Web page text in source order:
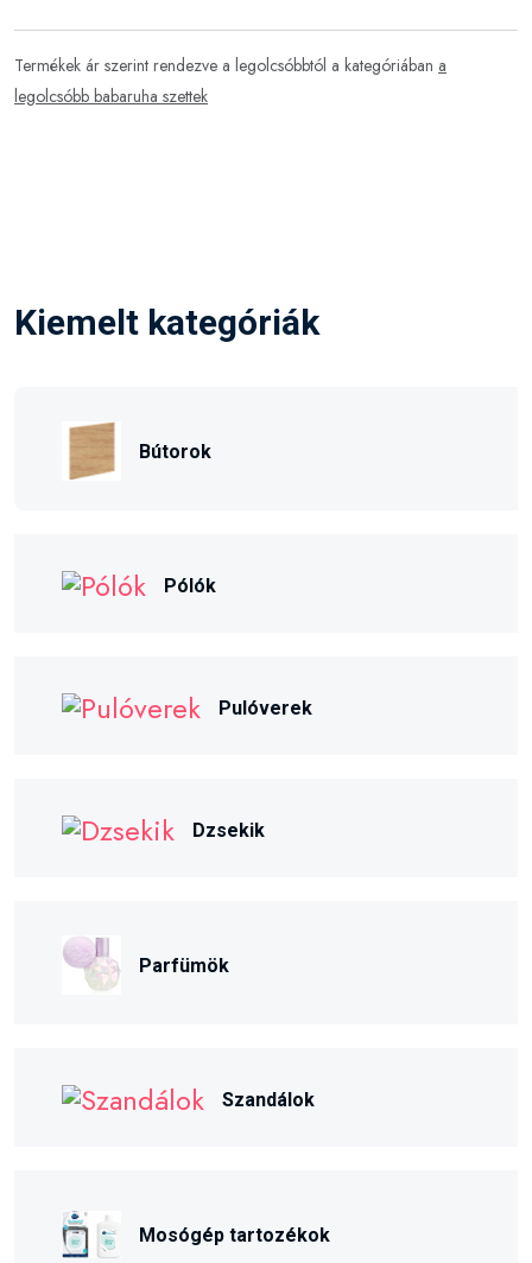
Termékek ár szerint rendezve a legolcsóbbtól a kategóriában a
legolcsóbb babaruha szettek
Kiemelt kategóriák
Bútorok
Pólók
Pulóverek
Dzsekik
Parfümök
Szandálok
Mosógép tartozékok